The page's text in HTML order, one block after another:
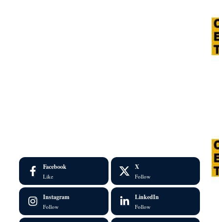
Facebook
Like
X
Follow
Instagram
Follow
LinkedIn
Follow